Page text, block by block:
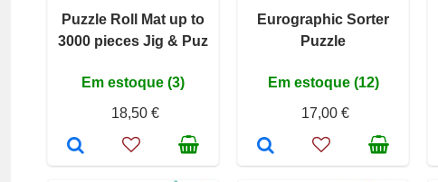
Puzzle Roll Mat up to
3000 pieces Jig & Puz
Em estoque (3)
18,50 €
Eurographic Sorter
Puzzle
Em estoque (12)
17,00 €